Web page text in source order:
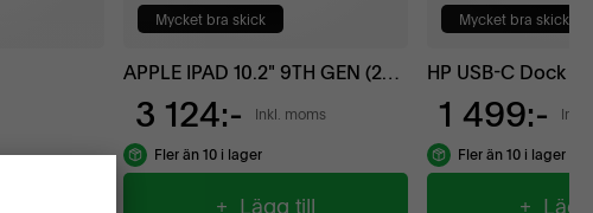
Mycket bra skick
APPLE IPAD 10.2" 9TH GEN (2021) WI-FI
3 124:- Inkl. moms
Fler än 10 i lager
+ Lägg till
Mycket bra skick
HP USB-C Dock
1 499:- Inkl.
Fler än 10 i lager
+